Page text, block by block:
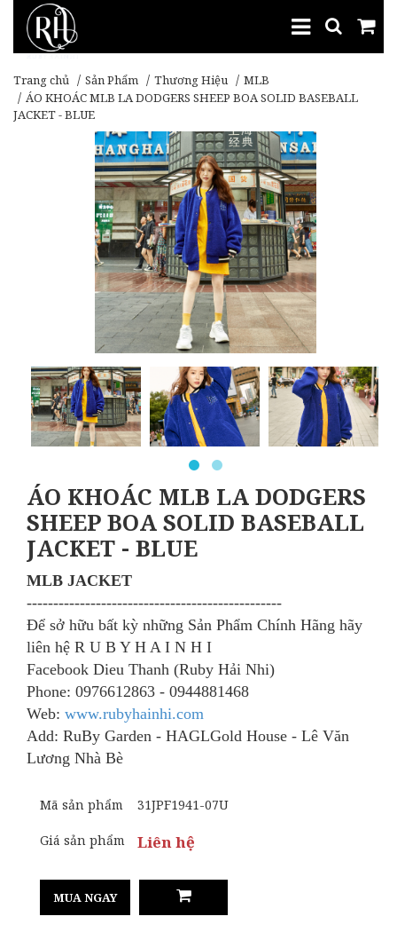
Trang chủ Sản Phẩm Thương Hiệu
MLB
ÁO KHOÁC MLB LA DODGERS SHEEP BOA SOLID BASEBALL
JACKET - BLUE
ÁO KHOÁC MLB LA DODGERS
SHEEP BOA SOLID BASEBALL
JACKET - BLUE
MLB JACKET
​------------------------------------------------
Để sở hữu bất kỳ những Sản Phẩm Chính Hãng hãy
liên hệ R U B Y H A I N H I
Facebook Dieu Thanh (Ruby Hải Nhi)
Phone: 0976612863 - 0944881468
Web: www.rubyhainhi.com
Add: RuBy Garden - HAGLGold House - Lê Văn
Lương Nhà Bè
Mã sản phẩm 31JPF1941-07U
Giá sản phẩm Liên hệ
MUA NGAY